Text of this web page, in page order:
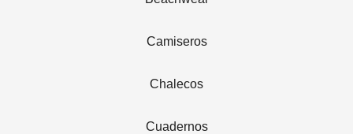
Camiseros
Chalecos
Cuadernos